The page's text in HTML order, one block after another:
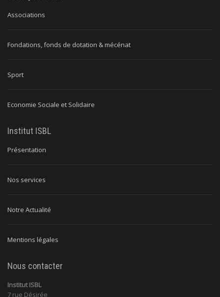
Associations
Fondations, fonds de dotation & mécénat
Sport
Economie Sociale et Solidaire
Institut ISBL
Présentation
Nos services
Notre Actualité
Mentions légales
Nous contacter
Institut ISBL
7 rue Désirée